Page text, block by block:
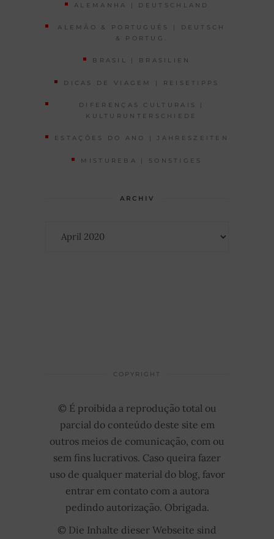
ALEMANHA | DEUTSCHLAND
ALEMÃO & PORTUGUÊS | DEUTSCH
& PORTUG.
BRASIL | BRASILIEN
DICAS DE VIAGEM | REISETIPPS
DIFERENÇAS CULTURAIS |
KULTURUNTERSCHIEDE
ESTAÇÕES DO ANO | JAHRESZEITEN
MISTUREBA | SONSTIGES
ARCHIV
COPYRIGHT
© É proibida a reprodução total ou
parcial do conteúdo deste site em
outros meios de comunicação, com ou
sem fins lucrativos. Caso queira fazer
uso de qualquer material do blog, favor
entrar em contato com a autora
pedindo autorização. Obrigada.
© Die Inhalte dieser Webseite sind